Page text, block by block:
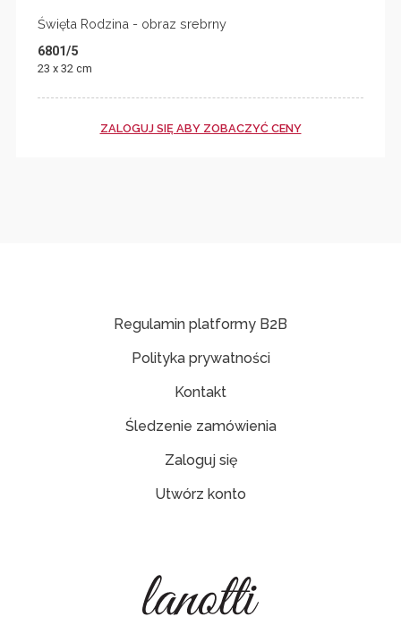
Święta Rodzina - obraz srebrny
6801/5
23 x 32 cm
ZALOGUJ SIĘ ABY ZOBACZYĆ CENY
Regulamin platformy B2B
Polityka prywatności
Kontakt
Śledzenie zamówienia
Zaloguj się
Utwórz konto